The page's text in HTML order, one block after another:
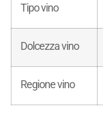
Tipo vino
Dolcezza vino
Regione vino